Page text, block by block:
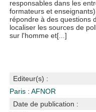
responsables dans les
formateurs et
répondre à des questions
localiser les sources de
sur l'homme et[...]
Editeur(s) :
Paris : AFNOR
Date de publication :